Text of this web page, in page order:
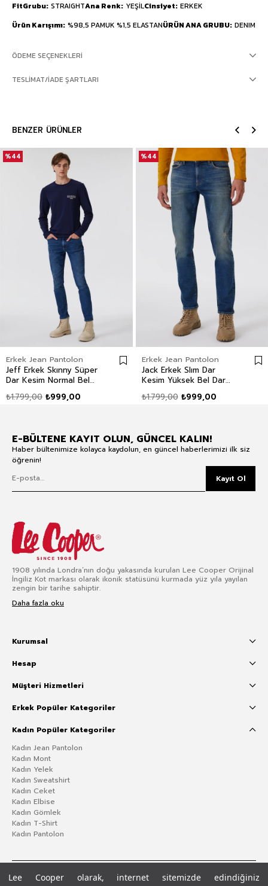
Lee Cooper olarak, internet sitemizde edindiğiniz
FitGrubu STRAIGHTAna Renk YEŞİLCinsiyet ERKEK
Ürün Karışımı %98,5 PAMUK %1,5 ELASTANÜRÜN ANA GRUBU DENIM
ÖDEME SEÇENEKLERI
TESLIMAT/İADE ŞARTLARI
BENZER ÜRÜNLER
Erkek Jean Pantolon
Jeff Erkek Skınny Süper
Dar Kesim Normal Bel
Mavi
₺999,00
₺1.799,00
%44
Erkek Jean Pantolon
Jack Erkek Slım Dar
Kesim Yüksek Bel Dar
₺999,00
₺1.799,00
%44
E-BÜLTENE KAYIT OLUN, GÜNCEL KALIN!
Haber bültenimize kolayca kaydolun, en güncel haberlerimizi ilk siz
öğrenin!
Kayıt Ol
1908 yılında Londra’nın doğu yakasında kurulan Lee Cooper Orijinal
İngiliz Kot markası olarak ikonik statüsünü kurmada yüz yıla yayılan
zengin bir tarihe sahiptir.
Daha fazla oku
Kurumsal
Hesap
Müşteri Hizmetleri
Erkek Popüler Kategoriler
Kadın Popüler Kategoriler
Kadın Jean Pantolon
Kadın Mont
Kadın Yelek
Kadın Sweatshirt
Kadın Ceket
Kadın Elbise
Kadın Gömlek
Kadın T-Shirt
Kadın Pantolon